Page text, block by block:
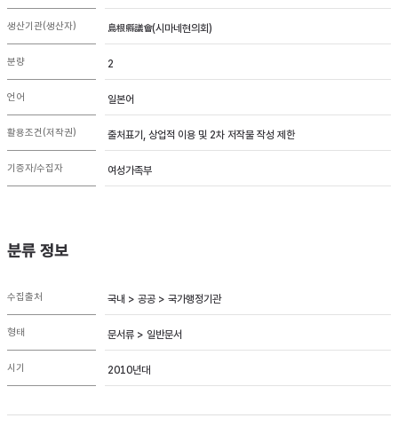
생산기관(생산자) 島根縣議會(시마네현의회)
분량 2
언어 일본어
활용조건(저작권) 출처표기, 상업적 이용 및 2차 저작물 작성 제한
기증자/수집자 여성가족부
분류 정보
수집출처 국내 > 공공 > 국가행정기관
형태 문서류 > 일반문서
시기 2010년대